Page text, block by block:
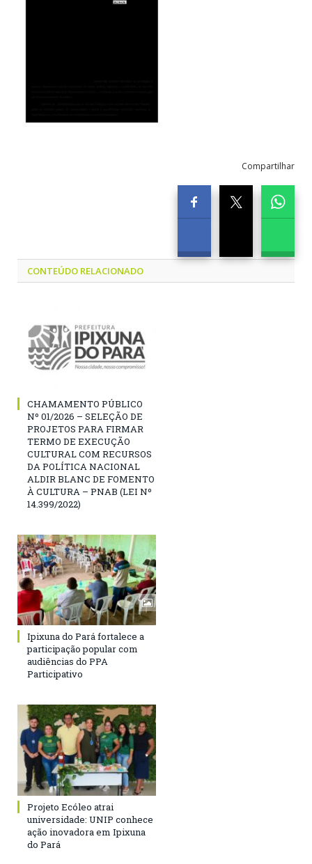
Compartilhar
CONTEÚDO RELACIONADO
CHAMAMENTO PÚBLICO
Nº 01/2026 – SELEÇÃO DE
PROJETOS PARA FIRMAR
TERMO DE EXECUÇÃO
CULTURAL COM RECURSOS
DA POLÍTICA NACIONAL
ALDIR BLANC DE FOMENTO
À CULTURA – PNAB (LEI Nº
14.399/2022)
Ipixuna do Pará fortalece a
participação popular com
audiências do PPA
Participativo
Projeto Ecóleo atrai
universidade: UNIP conhece
ação inovadora em Ipixuna
do Pará